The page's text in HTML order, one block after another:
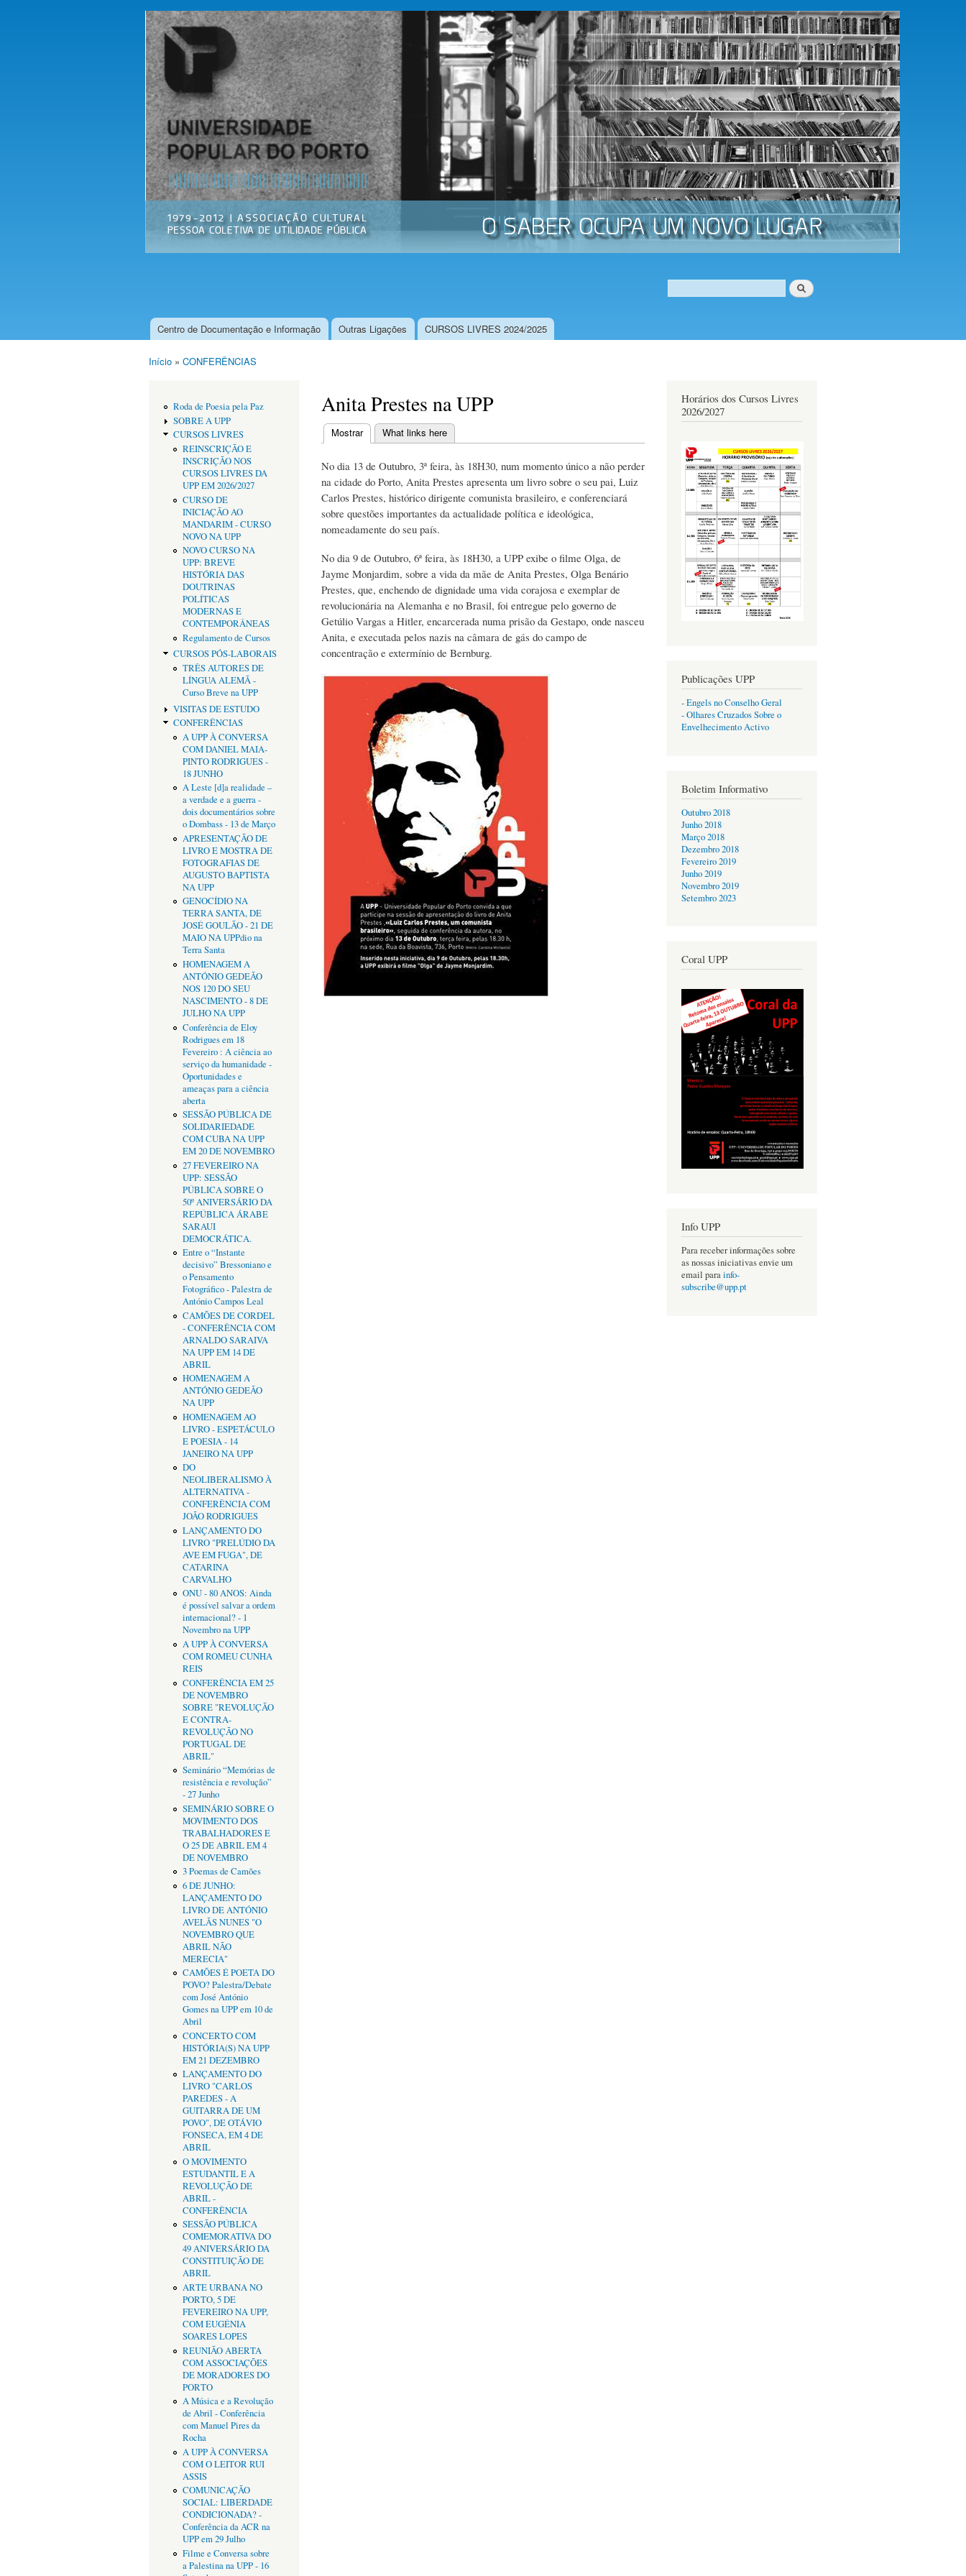
Passar
para o
conteúdo
principal
Universidade
Popular do
Porto
Associação
Cultural
Formulário de procura
Procurar
Menu principal
Centro de Documentação e Informação Outras Ligações CURSOS LIVRES 2024/2025
Início » CONFERÊNCIAS
Roda de Poesia pela Paz
SOBRE A UPP
CURSOS LIVRES
REINSCRIÇÃO E
INSCRIÇÃO NOS
CURSOS LIVRES DA
UPP EM 2026/2027
CURSO DE
INICIAÇÃO AO
MANDARIM - CURSO
NOVO NA UPP
NOVO CURSO NA
UPP: BREVE
HISTÓRIA DAS
DOUTRINAS
POLÍTICAS
MODERNAS E
CONTEMPORÂNEAS
Regulamento de Cursos
CURSOS PÓS-LABORAIS
TRÊS AUTORES DE
LÍNGUA ALEMÃ -
Curso Breve na UPP
VISITAS DE ESTUDO
CONFERÊNCIAS
A UPP À CONVERSA
COM DANIEL MAIA-
PINTO RODRIGUES -
18 JUNHO
A Leste [d]a realidade –
a verdade e a guerra -
dois documentários sobre
o Dombass - 13 de Março
APRESENTAÇÃO DE
LIVRO E MOSTRA DE
FOTOGRAFIAS DE
AUGUSTO BAPTISTA
NA UPP
GENOCÍDIO NA
TERRA SANTA, DE
JOSÉ GOULÃO - 21 DE
MAIO NA UPPdio na
Terra Santa
HOMENAGEM A
ANTÓNIO GEDEÃO
NOS 120 DO SEU
NASCIMENTO - 8 DE
JULHO NA UPP
Conferência de Eloy
Rodrigues em 18
Fevereiro : A ciência ao
serviço da humanidade -
Oportunidades e
ameaças para a ciência
aberta
SESSÃO PÚBLICA DE
SOLIDARIEDADE
COM CUBA NA UPP
EM 20 DE NOVEMBRO
27 FEVEREIRO NA
UPP: SESSÃO
PÚBLICA SOBRE O
50º ANIVERSÁRIO DA
REPÚBLICA ÁRABE
SARAUI
DEMOCRÁTICA.
Entre o “Instante
decisivo” Bressoniano e
o Pensamento
Fotográfico - Palestra de
António Campos Leal
CAMÕES DE CORDEL
- CONFERÊNCIA COM
ARNALDO SARAIVA
NA UPP EM 14 DE
ABRIL
HOMENAGEM A
ANTÓNIO GEDEÃO
NA UPP
HOMENAGEM AO
LIVRO - ESPETÁCULO
E POESIA - 14
JANEIRO NA UPP
DO
NEOLIBERALISMO À
ALTERNATIVA -
CONFERÊNCIA COM
JOÃO RODRIGUES
LANÇAMENTO DO
LIVRO "PRELÚDIO DA
AVE EM FUGA", DE
CATARINA
CARVALHO
ONU - 80 ANOS: Ainda
é possível salvar a ordem
internacional? - 1
Novembro na UPP
A UPP À CONVERSA
COM ROMEU CUNHA
REIS
CONFERÊNCIA EM 25
DE NOVEMBRO
SOBRE "REVOLUÇÃO
E CONTRA-
REVOLUÇÃO NO
PORTUGAL DE
ABRIL"
Seminário “Memórias de
resistência e revolução”
- 27 Junho
SEMINÁRIO SOBRE O
MOVIMENTO DOS
TRABALHADORES E
O 25 DE ABRIL EM 4
DE NOVEMBRO
3 Poemas de Camões
6 DE JUNHO:
LANÇAMENTO DO
LIVRO DE ANTÓNIO
AVELÃS NUNES "O
NOVEMBRO QUE
ABRIL NÃO
MERECIA"
CAMÕES É POETA DO
POVO? Palestra/Debate
com José António
Gomes na UPP em 10 de
Abril
CONCERTO COM
HISTÓRIA(S) NA UPP
EM 21 DEZEMBRO
LANÇAMENTO DO
LIVRO "CARLOS
PAREDES - A
GUITARRA DE UM
POVO", DE OTÁVIO
FONSECA, EM 4 DE
ABRIL
O MOVIMENTO
ESTUDANTIL E A
REVOLUÇÃO DE
ABRIL -
CONFERÊNCIA
SESSÃO PÚBLICA
COMEMORATIVA DO
49 ANIVERSÁRIO DA
CONSTITUIÇÃO DE
ABRIL
ARTE URBANA NO
PORTO, 5 DE
FEVEREIRO NA UPP,
COM EUGÉNIA
SOARES LOPES
REUNIÃO ABERTA
COM ASSOCIAÇÕES
DE MORADORES DO
PORTO
A Música e a Revolução
de Abril - Conferência
com Manuel Pires da
Rocha
A UPP À CONVERSA
COM O LEITOR RUI
ASSIS
COMUNICAÇÃO
SOCIAL: LIBERDADE
CONDICIONADA? -
Conferência da ACR na
UPP em 29 Julho
Filme e Conversa sobre
a Palestina na UPP - 16
Anita Prestes na UPP
Separadores primários
Mostrar(separador ativo)
What links here
No dia 13 de Outubro, 3ª feira, às 18H30, num momento único a não perder
na cidade do Porto, Anita Prestes apresenta um livro sobre o seu pai, Luiz
Carlos Prestes, histórico dirigente comunista brasileiro, e conferenciará
sobre questões importantes da actualidade política e ideológica,
nomeadamente do seu país.
No dia 9 de Outubro, 6ª feira, às 18H30, a UPP exibe o filme Olga, de
Jayme Monjardim, sobre a vida da mãe de Anita Prestes, Olga Benário
Prestes, que, enchendo de dignidade uma vida corajosa e exemplar de
revolucionária na Alemanha e no Brasil, foi entregue pelo governo de
Getúlio Vargas a Hitler, encarcerada numa prisão da Gestapo, onde nasceu
Anita, e executada pelos nazis na câmara de gás do campo de
concentração e extermínio de Bernburg.
Horários dos Cursos Livres
2026/2027
Publicações UPP
- Engels no Conselho Geral
- Olhares Cruzados Sobre o
Envelhecimento Activo
Boletim Informativo
Outubro 2018
Junho 2018
Março 2018
Dezembro 2018
Fevereiro 2019
Junho 2019
Novembro 2019
Setembro 2023
Coral UPP
Info UPP
Para receber informações sobre
as nossas iniciativas envie um
email parainfo-
subscribe@upp.pt